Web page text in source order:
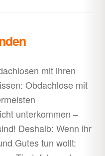
mit ihren
Obdachlose mit
unterkommen –
Deshalb: Wenn ihr
Gutes tun wollt: